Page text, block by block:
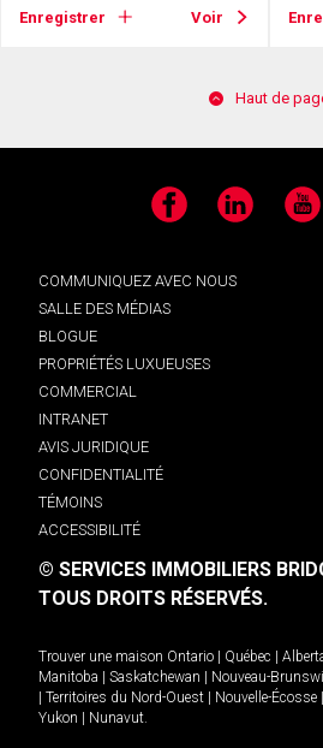
Enregistrer Voir
Haut de
Facebook LinkedIn
COMMUNIQUEZ AVEC NOUS
SALLE DES MÉDIAS
BLOGUE
PROPRIÉTÉS LUXUEUSES
COMMERCIAL
INTRANET
AVIS JURIDIQUE
CONFIDENTIALITÉ
TÉMOINS
ACCESSIBILITÉ
© SERVICES IMMOBILIERS
TOUS DROITS RÉSERVÉS.
Trouver une maison Ontario Québec
Manitoba
Saskatchewan Nouveau-
Territoires du Nord-Ouest Nouvelle-Écosse
Yukon
Nunavut.